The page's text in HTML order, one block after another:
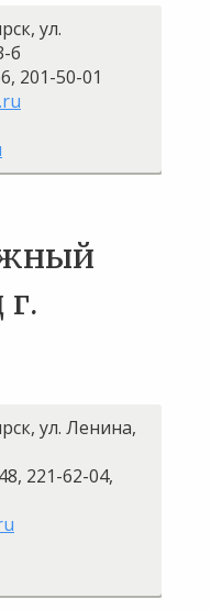
ул.
б
201-50-01
ул. Ленина,
221-62-04,